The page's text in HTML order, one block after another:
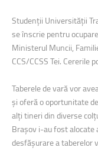
Studenții Universității
se înscrie pentru
Ministerul Muncii,
CCS/CCSS Tei. Cererile
Taberele de vară vor
și oferă o oportunitate
alți tineri din diverse
Brașov i-au fost alocate
desfășurare a taberelor